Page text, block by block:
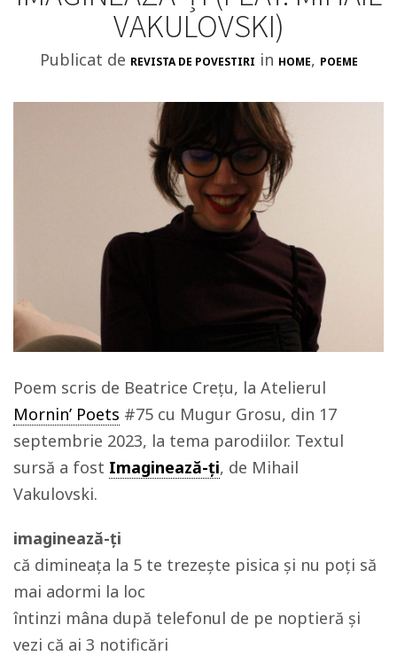
VAKULOVSKI)
Publicat de REVISTA DE POVESTIRI in HOME, POEME
Poem scris de Beatrice Crețu, la Atelierul
Mornin’ Poets #75 cu Mugur Grosu, din 17
septembrie 2023, la tema parodiilor. Textul
sursă a fost Imaginează-ți, de Mihail
Vakulovski.
imaginează-ți
că dimineața la 5 te trezește pisica și nu poți să
mai adormi la loc
întinzi mâna după telefonul de pe noptieră și
vezi că ai 3 notificări